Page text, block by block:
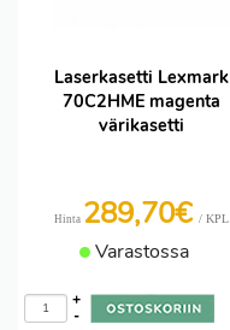
Laserkasetti Lexmark
70C2HME magenta
värikasetti
Hinta 289,70€ / KPL
Varastossa
-
+